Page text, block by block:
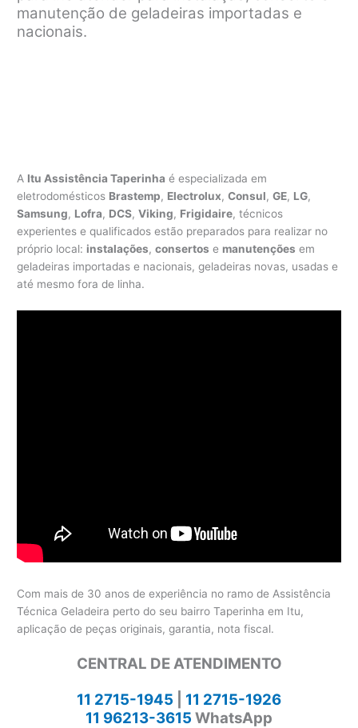
manutenção de geladeiras importadas e
nacionais.
A Itu Assistência Taperinha é especializada em
eletrodomésticos Brastemp, Electrolux,Consul,GE, LG,
Samsung, Lofra, DCS,Viking, Frigidaire, técnicos
experientes e qualificados estão preparados para realizar no
próprio local: instalações,consertos e manutenções em
geladeiras importadas e nacionais, geladeiras novas, usadas e
até mesmo fora de linha.
Com mais de 30 anos de experiência no ramo de Assistência
Técnica Geladeira perto do seu bairro Taperinha em Itu,
aplicação de peças originais, garantia, nota fiscal.
CENTRAL DE ATENDIMENTO
11 2715-1945
11 2715-1926
11 96213-3615 WhatsApp